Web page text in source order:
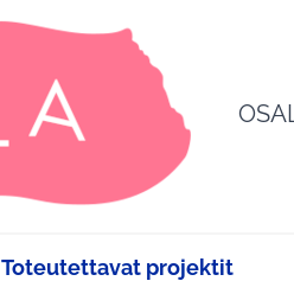
Toteutettavat projektit